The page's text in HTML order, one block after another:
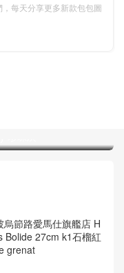
每天分享更多新款包包圖
Constance 19cm